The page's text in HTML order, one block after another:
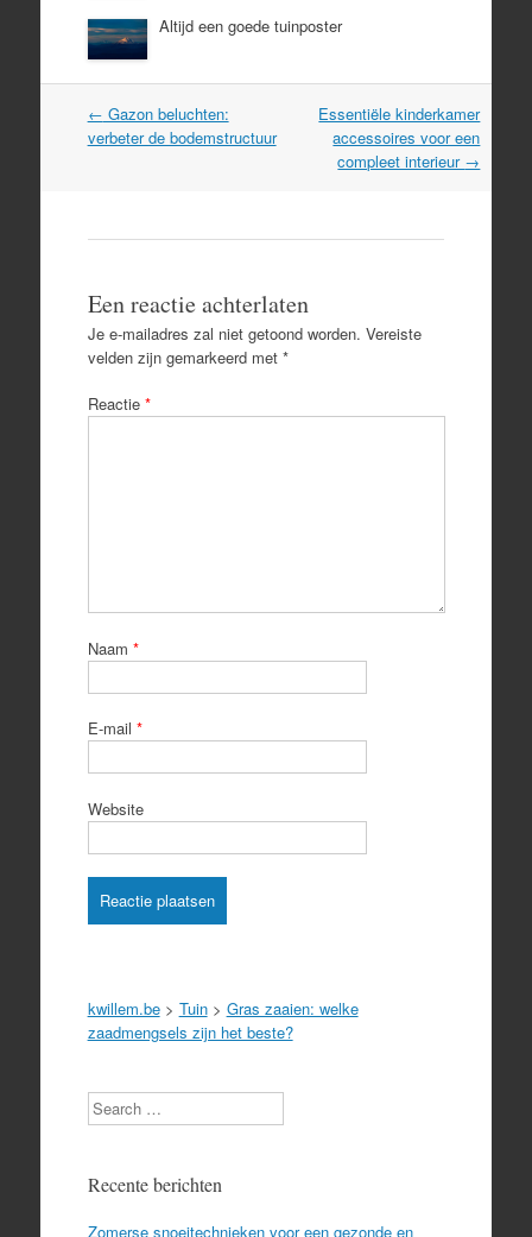
Altijd een goede tuinposter
Post
navigation
← Gazon beluchten:
verbeter de bodemstructuur
Essentiële kinderkamer
accessoires voor een
compleet interieur →
Een reactie achterlaten
Je e-mailadres zal niet getoond worden. Vereiste
velden zijn gemarkeerd met *
Reactie *
Naam *
E-mail *
Website
kwillem.be> Tuin> Gras zaaien: welke
zaadmengsels zijn het beste?
Search
Recente berichten
Zomerse snoeitechnieken voor een gezonde en